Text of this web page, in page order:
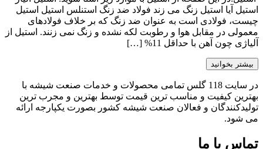
استیل آیا استیل زنگ می زند فولاد ضد زنگ استنلس استیل استیل
چیست، فولادی است به عنوان ضد زنگ که بر خلاف فولادهای
معمولی در مقابل هوا و رطوبت لکه نشده و زنگ نمی زنند. استیل از
آلیاژی چون آهن با حداقل 11% […]
بیشتر بخوانید
در سایت 118 گلس تمامی محصولات و خدمات صنعت شیشه با
بهترین کیفیت و مناسب ترین قیمت توسط بهترین و مجرب ترین
تولیدکنندگان و فعالان صنعت شیشه کشور بصورت یکپارجه ارائه
می شود.
تماس با ما